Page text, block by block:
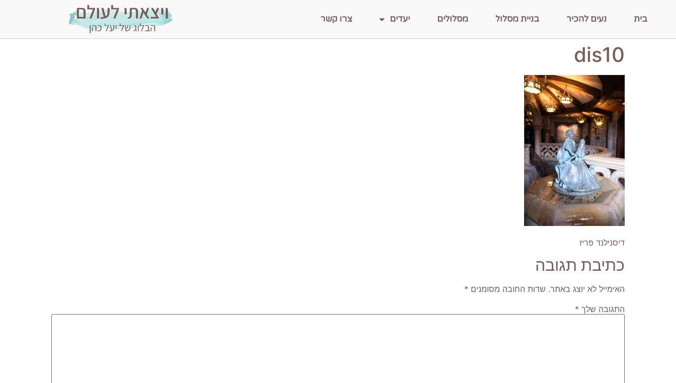
בית נעים להכיר בניית מסלול מסלולים יעדים צרו קשר
dis10
דיסנילנד פריז
כתיבת תגובה
האימייל לא יוצג באתר. שדות החובה מסומנים *
התגובה שלך *